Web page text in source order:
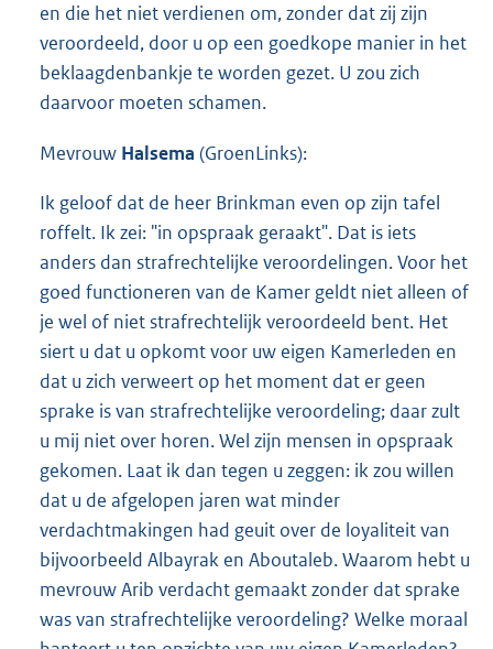
en die het niet verdienen om, zonder dat zij zijn
veroordeeld, door u op een goedkope manier in het
beklaagdenbankje te worden gezet. U zou zich
daarvoor moeten schamen.
Mevrouw Halsema (GroenLinks):
Ik geloof dat de heer Brinkman even op zijn tafel
roffelt. Ik zei: "in opspraak geraakt". Dat is iets
anders dan strafrechtelijke veroordelingen. Voor het
goed functioneren van de Kamer geldt niet alleen of
je wel of niet strafrechtelijk veroordeeld bent. Het
siert u dat u opkomt voor uw eigen Kamerleden en
dat u zich verweert op het moment dat er geen
sprake is van strafrechtelijke veroordeling; daar zult
u mij niet over horen. Wel zijn mensen in opspraak
gekomen. Laat ik dan tegen u zeggen: ik zou willen
dat u de afgelopen jaren wat minder
verdachtmakingen had geuit over de loyaliteit van
bijvoorbeeld Albayrak en Aboutaleb. Waarom hebt u
mevrouw Arib verdacht gemaakt zonder dat sprake
was van strafrechtelijke veroordeling? Welke moraal